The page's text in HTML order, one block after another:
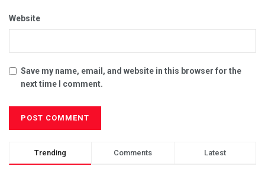
Website
Save my name, email, and website in this browser for the
next time I comment.
Trending Comments Latest